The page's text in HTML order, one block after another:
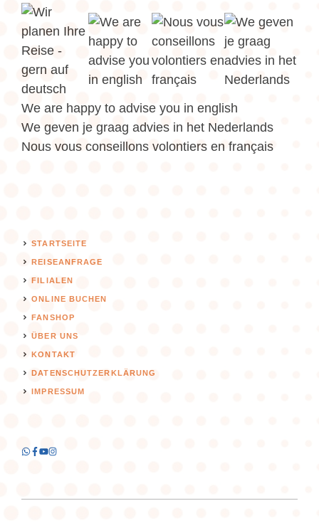
We are happy to advise you in english
We geven je graag advies in het Nederlands
Nous vous conseillons volontiers en français
STARTSEITE
REISEANFRAGE
FILIALEN
ONLINE BUCHEN
FANSHOP
ÜBER UNS
KONTAKT
DATENSCHUTZERKLÄRUNG
IMPRESSUM